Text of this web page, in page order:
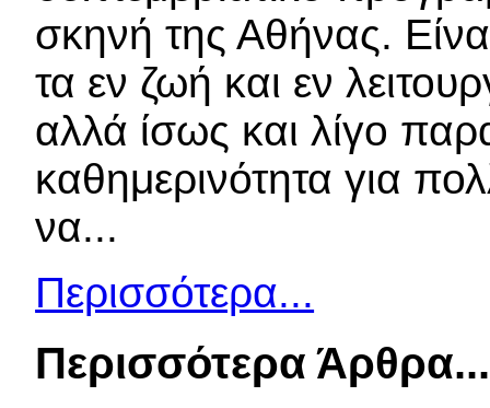
σκηνή της Αθήνας.
τα εν ζωή και εν
αλλά ίσως και λίγο
καθημερινότητα για
να...
Περισσότερα...
Περισσότερα Άρθρα...